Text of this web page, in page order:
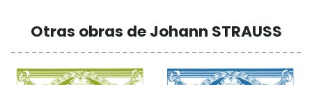
Otras obras de Johann STRAUSS